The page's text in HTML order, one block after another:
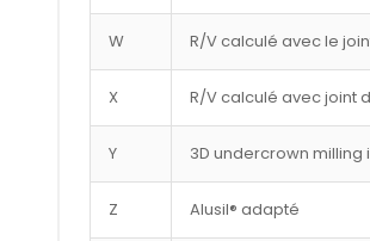
W R/V calculé avec le
X R/V calculé avec joint
Y 3D undercrown milling
Z Alusil® adapté